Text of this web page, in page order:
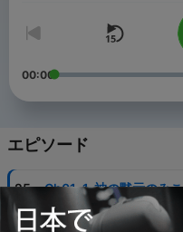
ったすべてのご計画を把握
水と御霊の福音を信じるこ
らゆる試練と苦難からあな
う。この二冊の本と、水と
できるようになるのです。
00:00
エピソード
25 - Ch01-1. 神の黙示のみ
1:1-20 )
25 7月 2023